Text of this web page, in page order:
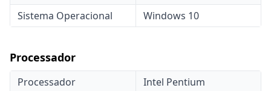
Sistema Operacional
Windows 10
Processador
Processador
Intel Pentium